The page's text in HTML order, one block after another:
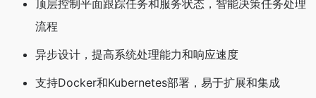
顶层控制平面跟踪任务和服务状态，智能决策任务处理
流程
异步设计，提高系统处理能力和响应速度
支持Docker和Kubernetes部署，易于扩展和集成